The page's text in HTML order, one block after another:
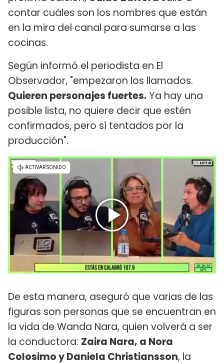
contar cuáles son los nombres que están
en la mira del canal para sumarse a las
cocinas.
Según informó el periodista en El
Observador, "empezaron los llamados.
Quieren personajes fuertes.Ya hay una
posible lista, no quiere decir que estén
confirmados, pero sí tentados por la
producción".
De esta manera, aseguró que varias de las
figuras son personas que se encuentran en
la vida de Wanda Nara, quien volverá a ser
la conductora: Zaira Nara, a Nora
Colosimo y Daniela Christiansson, la